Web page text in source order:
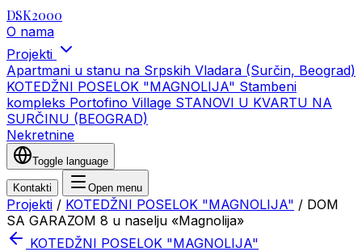
DSK2000
O nama
Projekti
Apartmani u stanu na Srpskih Vladara (Surčin, Beograd)
KOTEDŽNI POSELOK "MAGNOLIJA" Stambeni
kompleks Portofino Village STANOVI U KVARTU NA
SURČINU (BEOGRAD)
Nekretnine
Toggle language
Kontakti Open menu
Projekti / KOTEDŽNI POSELOK "MAGNOLIJA" / DOM
SA GARAZOM 8 u naselju «Magnolija»
KOTEDŽNI POSELOK "MAGNOLIJA"